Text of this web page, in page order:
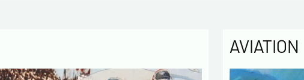
AVIATION